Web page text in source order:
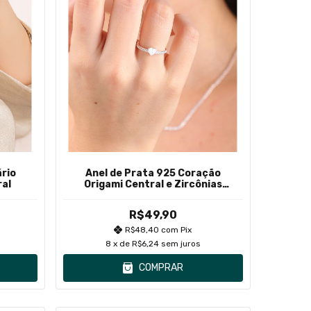
Anel de Prata 925 Coração
Origami Central e Zircônias
R$49,90
R$48,40com Pix
8 x de R$6,24 sem juros
COMPRAR